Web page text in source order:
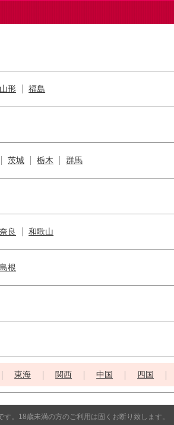
山形 福島
茨城 栃木 群馬
奈良 和歌山
島根
東海 関西 中国 四国
。18歳未満の方のご利用は固くお断り致します。